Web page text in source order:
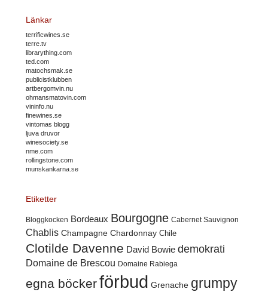
Länkar
terrificwines.se
terre.tv
librarything.com
ted.com
matochsmak.se
publicistklubben
artbergomvin.nu
ohmansmatovin.com
vininfo.nu
finewines.se
vintomas blogg
ljuva druvor
winesociety.se
nme.com
rollingstone.com
munskankarna.se
Etiketter
Bloggkocken Bordeaux Bourgogne Cabernet Sauvignon
Chablis Champagne Chardonnay Chile
Clotilde Davenne David Bowie demokrati
Domaine de Brescou Domaine Rabiega
egna böckerförbud Grenache grumpy